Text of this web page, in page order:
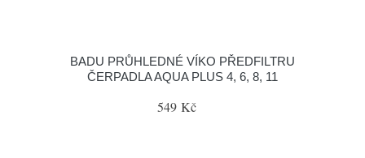
BADU PRŮHLEDNÉ VÍKO PŘEDFILTRU
ČERPADLA AQUA PLUS 4, 6, 8, 11
549 Kč